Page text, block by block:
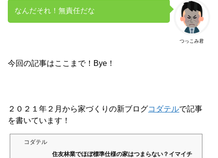
つっこみ君
なんだそれ！無責任だな
今回の記事はここまで！Bye！
２０２１年２月から家づくりの新ブログコダテルで記事
を書いています！
コダテル
住友林業でほぼ標準仕様の家はつまらない？イマイチ